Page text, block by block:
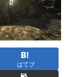
はてブ